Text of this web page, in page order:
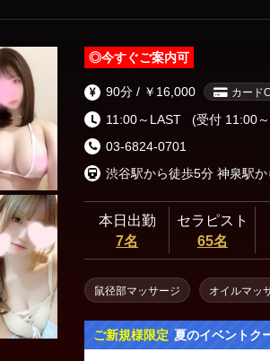
◎今すぐご案内可
90分 / ￥16,000 カード
11:00～LAST
(受付 11:00
03-6824-0701
本日出勤
7名
セラピスト
65名
鼠径部マッサージ オイルマッ
ご新規様限定 夏のイベントク